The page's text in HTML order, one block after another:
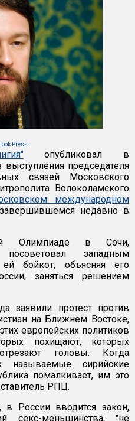
Press
опубликовал в
председателя
связей Московского
Волоколамского
международном
недавно в
Олимпиаде в Сочи,
западным
бойкот, объясняя его
заняться решением
заявили протест против
на Ближнем Востоке,
европейских политиков
похищают, которых
головы. Когда
называемые сирийские
помалкивает, им это
РПЦ.
России вводится закон,
секс-меньшинства, "не